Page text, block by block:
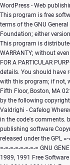
WordPress - Web publishing software Copyright 2011-2025 by the contributors This program is free software; you can redistribute it and/or modify it under the terms of the GNU General Public License as published by the Free Software Foundation; either version 2 of the License, or (at your option) any later version. This program is distributed in the hope that it will be useful, but WITHOUT ANY WARRANTY; without even the implied warranty of MERCHANTABILITY or FITNESS FOR A PARTICULAR PURPOSE. See the GNU General Public License for more details. You should have received a copy of the GNU General Public License along with this program; if not, write to the Free Software Foundation, Inc., 51 Franklin St, Fifth Floor, Boston, MA 02110-1301 USA This program incorporates work covered by the following copyright and permission notices: b2 is (c) 2001, 2002 Michel Valdrighi - Cafelog Wherever third party code has been used, credit has been given in the code's comments. b2 is released under the GPL and WordPress - Web publishing software Copyright 2003-2010 by the contributors WordPress is released under the GPL =-=-=-=-=-=-=-=-=-=-=-=-=-=-=-=-=-=-=-=-=-=-=-=-=-=-=-=-=-=-=-=-=-=-=-=-=-=-=-= GNU GENERAL PUBLIC LICENSE Version 2, June 1991 Copyright (C) 1989, 1991 Free Software Foundation, Inc., 51 Franklin Street, Fifth Floor, Boston, MA 02110-1301 USA Everyone is permitted to copy and distribute verbatim copies of this license document, but changing it is not allowed. Preamble The licenses for most software are designed to take away your freedom to share and change it. By contrast, the GNU General Public License is intended to guarantee your freedom to share and change free software--to make sure the software is free for all its users. This General Public License applies to most of the Free Software Foundation's software and to any other program whose authors commit to using it. (Some other Free Software Foundation software is covered by the GNU Lesser General Public License instead.) You can apply it to your programs, too. When we speak of free software, we are referring to freedom, not price. Our General Public Licenses are designed to make sure that you have the freedom to distribute copies of free software (and charge for this service if you wish), that you receive source code or can get it if you want it, that you can change the software or use pieces of it in new free programs; and that you know you can do these things. To protect your rights, we need to make restrictions that forbid anyone to deny you these rights or to ask you to surrender the rights. These restrictions translate to certain responsibilities for you if you distribute copies of the software, or if you modify it. For example, if you distribute copies of such a program, whether gratis or for a fee, you must give the recipients all the rights that you have. You must make sure that they, too, receive or can get the source code. And you must show them these terms so they know their rights. We protect your rights with two